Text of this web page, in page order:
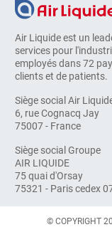
Air Liquide est un
services pour
employés dans 72
clients et de patients.
Siège social Air
6, rue Cognacq Jay
75007 - France
Siège social Groupe
AIR LIQUIDE
75 quai d'Orsay
75321 - Paris cedex
© COPYRIGHT